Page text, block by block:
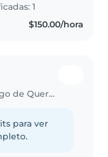
1
$150.00/hora
Niñera en Santiago de Querétaro
para ver